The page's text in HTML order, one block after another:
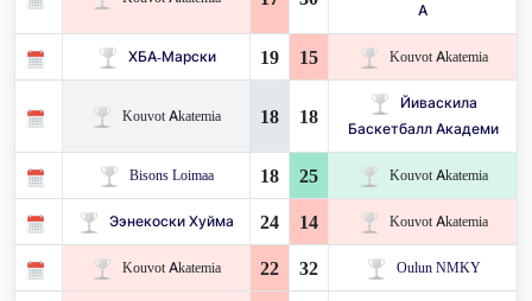
А
ХБА-Марски 19 15 Kouvot Akatemia
Kouvot Akatemia 18 18
Йиваскила
Баскетбалл Академи
Bisons Loimaa 18 25 Kouvot Akatemia
Ээнекоски Хуйма 24 14 Kouvot Akatemia
Kouvot Akatemia 22 32 Oulun NMKY